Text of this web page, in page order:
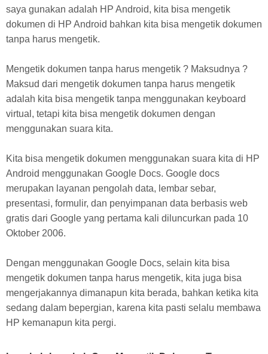
saya gunakan adalah HP Android, kita bisa mengetik
dokumen di HP Android bahkan kita bisa mengetik dokumen
tanpa harus mengetik.
Mengetik dokumen tanpa harus mengetik ? Maksudnya ?
Maksud dari mengetik dokumen tanpa harus mengetik
adalah kita bisa mengetik tanpa menggunakan keyboard
virtual, tetapi kita bisa mengetik dokumen dengan
menggunakan suara kita.
Kita bisa mengetik dokumen menggunakan suara kita di HP
Android menggunakan Google Docs. Google docs
merupakan layanan pengolah data, lembar sebar,
presentasi, formulir, dan penyimpanan data berbasis web
gratis dari Google yang pertama kali diluncurkan pada 10
Oktober 2006.
Dengan menggunakan Google Docs, selain kita bisa
mengetik dokumen tanpa harus mengetik, kita juga bisa
mengerjakannya dimanapun kita berada, bahkan ketika kita
sedang dalam bepergian, karena kita pasti selalu membawa
HP kemanapun kita pergi.